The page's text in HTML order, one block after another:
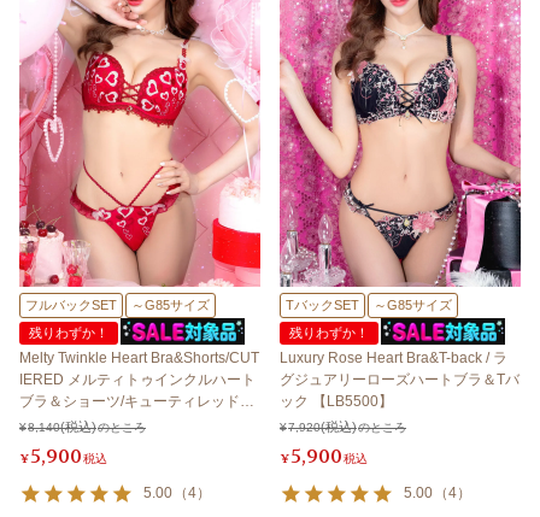
フルバックSET
～G85サイズ
残りわずか！
Melty Twinkle Heart Bra&Shorts/CUT
IERED メルティトゥインクルハート
ブラ＆ショーツ/キューティレッド
【LB5500】
¥8,140 のところ
¥5,900税込
5.00 （4）
TバックSET
～G85サイズ
残りわずか！
Luxury Rose Heart Bra&T-back / ラ
グジュアリーローズハートブラ＆Tバ
ック 【LB5500】
¥7,920 のところ
¥5,900税込
5.00 （4）